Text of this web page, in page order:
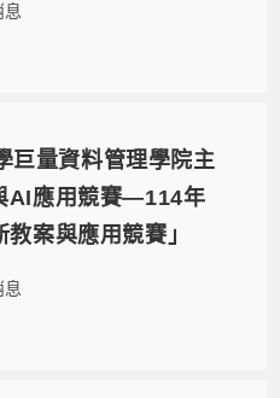
息
巨量資料管理學院主
AI應用競賽—114年
案與應用競賽」
息